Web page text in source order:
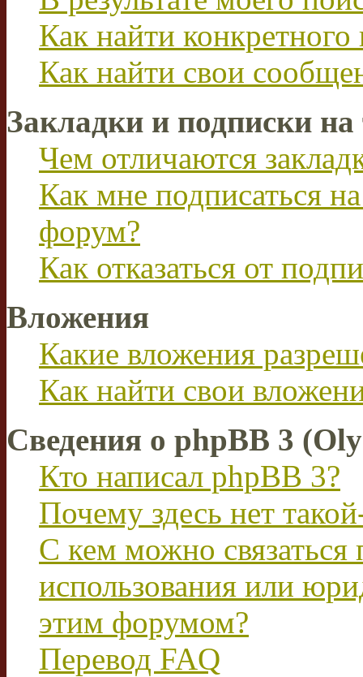
Как найти конкретного
Как найти свои
Закладки и подписки
Чем отличаются
Как мне подписаться
форум?
Как отказаться от
Вложения
Какие вложения
Как найти свои
Сведения о phpBB 3
Кто написал phpBB 3?
Почему здесь нет
С кем можно связаться
использования или
этим форумом?
Перевод FAQ